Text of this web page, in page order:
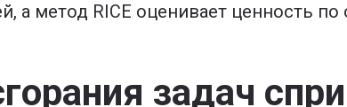
а метод RICE оценивает ценность по
задач